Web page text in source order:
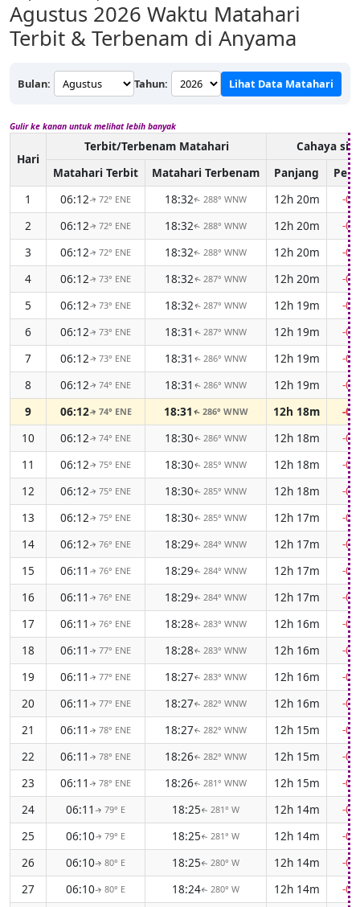
Agustus 2026 Waktu Matahari
Terbit & Terbenam di Anyama
Bulan: Tahun: Lihat Data Matahari
Gulir ke kanan untuk melihat lebih banyak
Hari
Terbit/Terbenam Matahari
Cahaya
Matahari Terbit
Matahari Terbenam Panjang
1
06:12↑72° ENE 18:32↑ 288° WNW 12h 20m
-
2
06:12↑72° ENE 18:32↑ 288° WNW 12h 20m
-
3
06:12↑72° ENE 18:32↑ 288° WNW 12h 20m
-
4
06:12↑73° ENE 18:32↑ 287° WNW 12h 20m
-
5
06:12↑73° ENE 18:32↑ 287° WNW 12h 19m
-
6
06:12↑73° ENE 18:31 ↑ 287° WNW 12h 19m
-
7
06:12↑73° ENE 18:31 ↑ 286° WNW 12h 19m
-
8
06:12↑ 74° ENE 18:31 ↑ 286° WNW 12h 19m
-
9
06:12↑ 74° ENE 18:31 ↑ 286° WNW 12h 18m
-
10
06:12↑ 74° ENE 18:30↑ 286° WNW 12h 18m
-
11
06:12↑ 75° ENE 18:30↑ 285° WNW 12h 18m
-
12
06:12↑ 75° ENE 18:30↑ 285° WNW 12h 18m
-
13
06:12↑ 75° ENE 18:30↑ 285° WNW 12h 17m
-
14
06:12↑ 76° ENE 18:29↑ 284° WNW 12h 17m
-
15
06:11 ↑ 76° ENE 18:29↑ 284° WNW 12h 17m
-
16
06:11 ↑ 76° ENE 18:29↑ 284° WNW 12h 17m
-
17
06:11 ↑ 76° ENE 18:28↑ 283° WNW 12h 16m
-
18
06:11 ↑ 77° ENE 18:28↑ 283° WNW 12h 16m
-
19
06:11 ↑ 77° ENE 18:27↑ 283° WNW 12h 16m
-
20
06:11 ↑ 77° ENE 18:27↑ 282° WNW 12h 16m
-
21
06:11 ↑ 78° ENE 18:27↑ 282° WNW 12h 15m
-
22
06:11 ↑ 78° ENE 18:26↑ 282° WNW 12h 15m
-
23
06:11 ↑ 78° ENE 18:26↑ 281° WNW 12h 15m
-
24
06:11 ↑ 79° E 18:25↑ 281° W 12h 14m
-
25
06:10↑ 79° E 18:25↑ 281° W 12h 14m
-
26
06:10↑ 80° E 18:25↑ 280° W 12h 14m
-
27
06:10↑ 80° E 18:24↑ 280° W 12h 14m
-